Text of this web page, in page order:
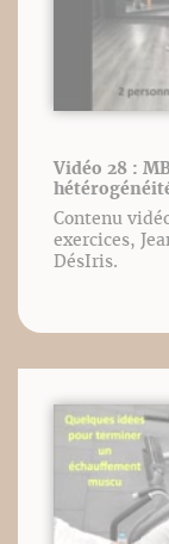
Vidéo 28 :
Contenu
exercices,
DésIris.